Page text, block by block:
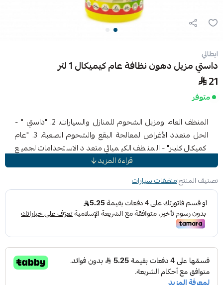
ايطالي
داستي مزيل دهون نظافة عام كيميكال 1 لتر
21
متوفر
المنظف العام ومزيل الشحوم للمنازل والسيارات. 2. "داستي " -
الحل متعدد الأغراض لمعالجة البقع والشحوم الصعبة. 3. "عام
كميكال كلينر" - المنظف الكيميائي متعدد الاستخدامات لجميع
احتياجاتك المنزلية والسيارات. 4. "تنظيف بلا حدود" - أطلق العنان
5. "سياراش كلين" - قم بتنشيط مركباتك باستخدام داستي مزيل
دهون نظافة القوي
داستي - نظافة العام ومزيل توقعات المساحة - تنظيف المنازل
والسيارات
منظف عام كيمكال مزيل الدهون: دليل شامل لاستخدامه في
تنظيف البيوت والسيارات
جميع المنتجات
منظفات
قراءة المزيد
تصنيف المنتج:منظفات سيارات